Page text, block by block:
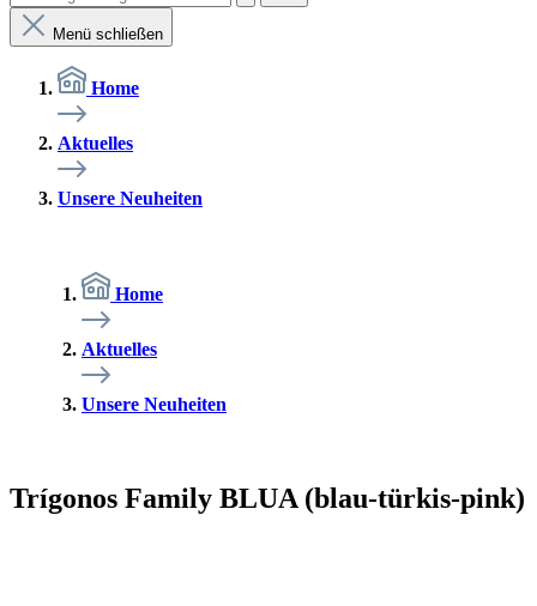
Menü schließen
Home
Aktuelles
Unsere Neuheiten
Home
Aktuelles
Unsere Neuheiten
Trígonos Family BLUA (blau-türkis-pink)